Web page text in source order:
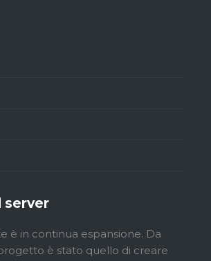
server
è in continua espansione. Da
è stato quello di creare